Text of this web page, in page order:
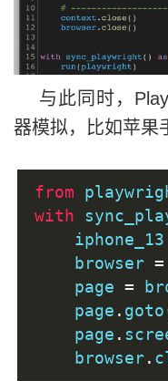
与此同时，
器模拟，比如苹果
from
with
    iphone_13
    browser
=
    page
=
    page
. goto
    page
.
    browser
.